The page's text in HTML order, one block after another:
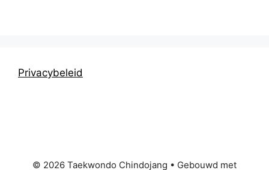
Privacybeleid
© 2026 Taekwondo Chindojang • Gebouwd met